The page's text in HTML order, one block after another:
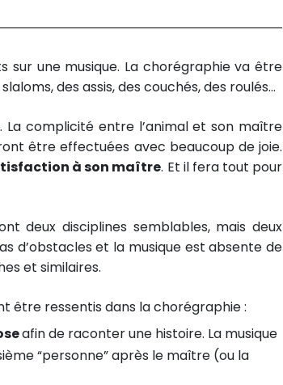
sur une musique. La chorégraphie va être
des assis, des couchés, des roulés...
. La complicité entre l’animal et son maître
être effectuées avec beaucoup de joie.
à son maître. Et il fera tout pour
deux disciplines semblables, mais deux
d’obstacles et la musique est absente de
et similaires.
être ressentis dans la chorégraphie :
afin de raconter une histoire. La musique
“personne” après le maître (ou la